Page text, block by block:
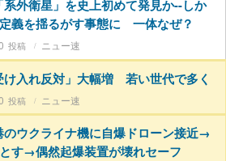
系外衛星」を史上初めて発見か--しか
義を揺るがす事態に 一体なぜ？
ニュー速
け入れ反対」大幅増 若い世代で多く
ニュー速
のウクライナ機に自爆ドローン接近→
す→偶然起爆装置が壊れセーフ